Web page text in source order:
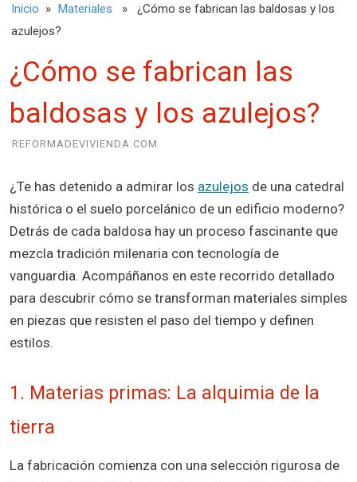
Inicio » Materiales » ¿Cómo se fabrican las baldosas y los
azulejos?
¿Cómo se fabrican las
baldosas y los azulejos?
REFORMADEVIVIENDA.COM
¿Te has detenido a admirar los azulejos de una catedral
histórica o el suelo porcelánico de un edificio moderno?
Detrás de cada baldosa hay un proceso fascinante que
mezcla tradición milenaria con tecnología de
vanguardia. Acompáñanos en este recorrido detallado
para descubrir cómo se transforman materiales simples
en piezas que resisten el paso del tiempo y definen
estilos.
1. Materias primas: La alquimia de la
tierra
La fabricación comienza con una selección rigurosa de